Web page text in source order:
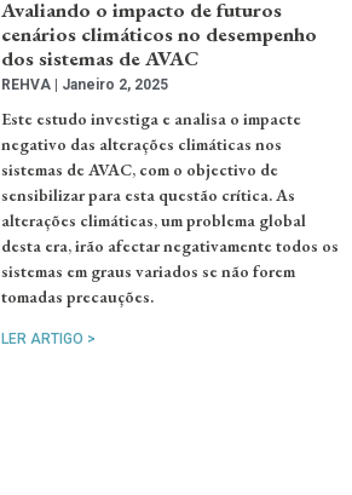
Avaliando o impacto de futuros
cenários climáticos no desempenho
dos sistemas de AVAC
REHVA Janeiro 2, 2025
Este estudo investiga e analisa o impacte
negativo das alterações climáticas nos
sistemas de AVAC, com o objectivo de
sensibilizar para esta questão crítica. As
alterações climáticas, um problema global
desta era, irão afectar negativamente todos os
sistemas em graus variados se não forem
tomadas precauções.
LER ARTIGO >